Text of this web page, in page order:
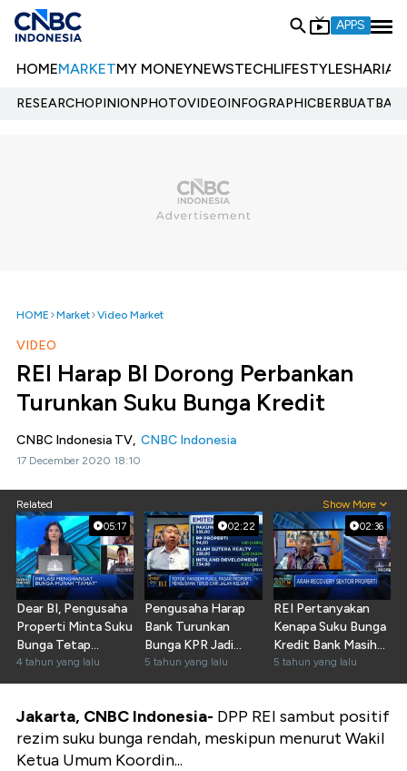
APPS
HOMEMARKETMY MONEYNEWSTECHLIFESTYLESHARIA
RESEARCHOPINIONPHOTOVIDEOINFOGRAPHIC
HOME Market Video Market
VIDEO
REI Harap BI Dorong Perbankan
Turunkan Suku Bunga Kredit
CNBC Indonesia TV, CNBC Indonesia
17 December 2020 18:10
Related Show More
05:17
Dear BI, Pengusaha
Properti Minta Suku
Bunga Tetap
Rendah
4 tahun yang lalu
02:22
Pengusaha Harap
Bank Turunkan
Bunga KPR Jadi
Single Digit
5 tahun yang lalu
02:36
REI Pertanyakan
Kenapa Suku Bunga
Kredit Bank Masih
Tinggi
5 tahun yang lalu
Jakarta, CNBC Indonesia- DPP REI sambut positif
rezim suku bunga rendah, meskipun menurut Wakil
Ketua Umum Koordin...